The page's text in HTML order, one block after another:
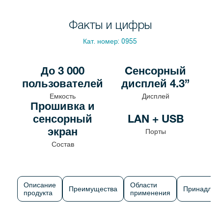
Факты и цифры
Кат. номер: 0955
До 3 000
пользователей
Емкость
Cенсорный
дисплей 4.3”
Дисплей
Прошивка и
сенсорный
экран
Состав
LAN + USB
Порты
Описание
продукта
Преимущества
Области
применения